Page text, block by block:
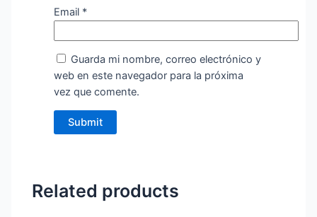
Email *
Guarda mi nombre, correo electrónico y
web en este navegador para la próxima
vez que comente.
Related products